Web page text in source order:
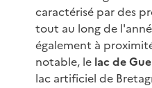
caractérisé par des
tout au long de
également à
notable, le lac de
lac artificiel de